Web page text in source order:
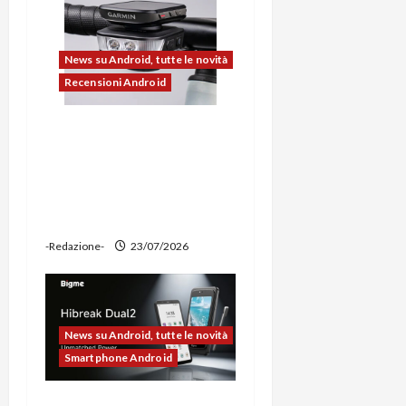
o News su Android, tutte le novità
Recensioni Android
-Redazione- 23/07/2026
News su Android, tutte le novità
Smartphone Android